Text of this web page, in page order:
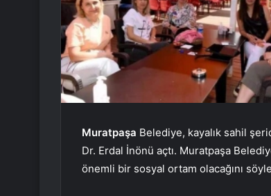
Muratpaşa Belediye, kayalık sahil
Dr. Erdal İnönü açtı. Muratpaşa
önemli bir sosyal ortam olacağını